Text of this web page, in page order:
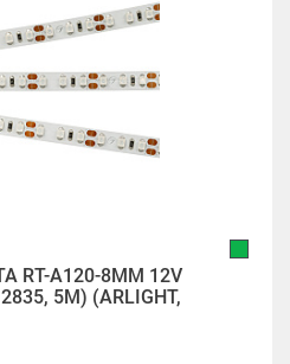
A120-8MM 12V
5M) (ARLIGHT,